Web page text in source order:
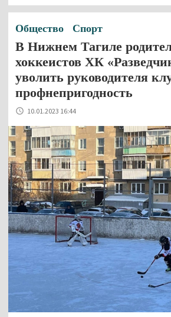
Общество Спорт
В Нижнем Тагиле
хоккеистов ХК
уволить руководителя
профнепригодность
10.01.2023 16:44